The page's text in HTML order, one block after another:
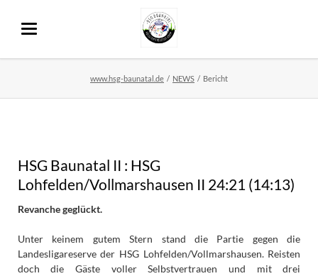
www.hsg-baunatal.de NEWS Bericht
HSG Baunatal II : HSG
Lohfelden/Vollmarshausen II 24:21 (14:13)
Revanche geglückt.
Unter keinem gutem Stern stand die Partie gegen die
Landesligareserve der HSG Lohfelden/Vollmarshausen. Reisten
doch die Gäste voller Selbstvertrauen und mit drei